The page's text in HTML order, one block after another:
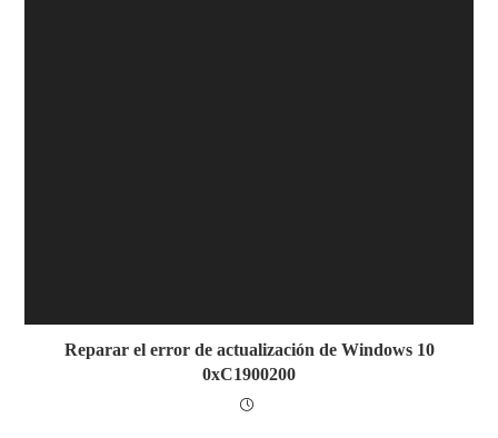
Reparar el error de actualización de Windows 10
0xC1900200